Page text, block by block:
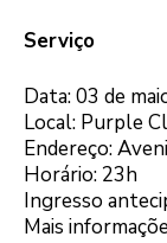
Serviço
Data: 03 de
Local: Purple
Endereço:
Horário: 23h
Ingresso
Mais